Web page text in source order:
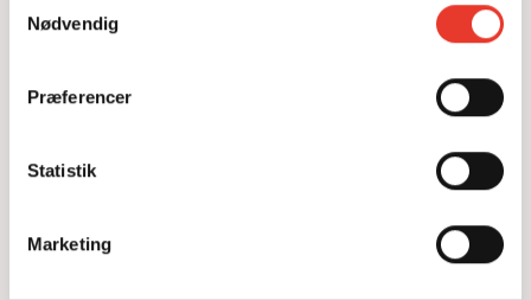
Nødvendig
Præferencer
Statistik
Marketing